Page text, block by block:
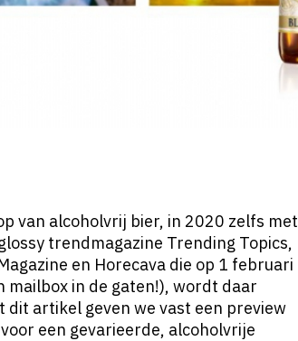
van alcoholvrij bier, in 2020 zelfs met
trendmagazine Trending Topics,
en Horecava die op 1 februari
in de gaten!), wordt daar
dit artikel geven we vast een preview
een gevarieerde, alcoholvrije